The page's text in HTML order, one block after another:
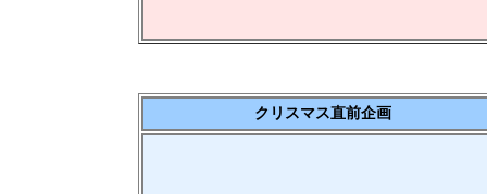
クリスマス直前企画